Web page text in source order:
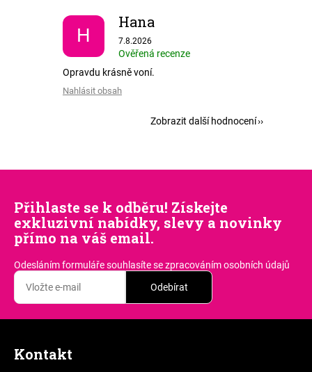
H
Hana
Hodnocení obchodu je 5 z 5 hvězdiček.
7.8.2026
Ověřená recenze
Opravdu krásně voní.
Nahlásit obsah
Zobrazit další hodnocení
Přihlaste se k odběru! Získejte
exkluzivní nabídky, slevy a novinky
přímo na váš email.
Odesláním formuláře souhlasítese zpracováním osobních údajů
Odebírat
Kontakt